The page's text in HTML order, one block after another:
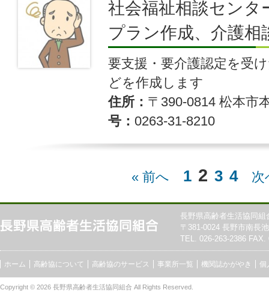
社会福祉相談センタ
プラン作成、介護相
要支援・要介護認定を受
どを作成します
住所
〒390-0814 松本市
号
0263-31-8210
« 前へ 1 2 3 4 次
長野県高齢者生活協同組
〒381-0024 長野市南長
TEL. 026-263-2386 FAX.
ホーム 高齢協について 高齢協のサービス 事業所一覧 機関誌かがやき 個
Copyright © 2026 長野県高齢者生活協同組合 All Rights Reserved.